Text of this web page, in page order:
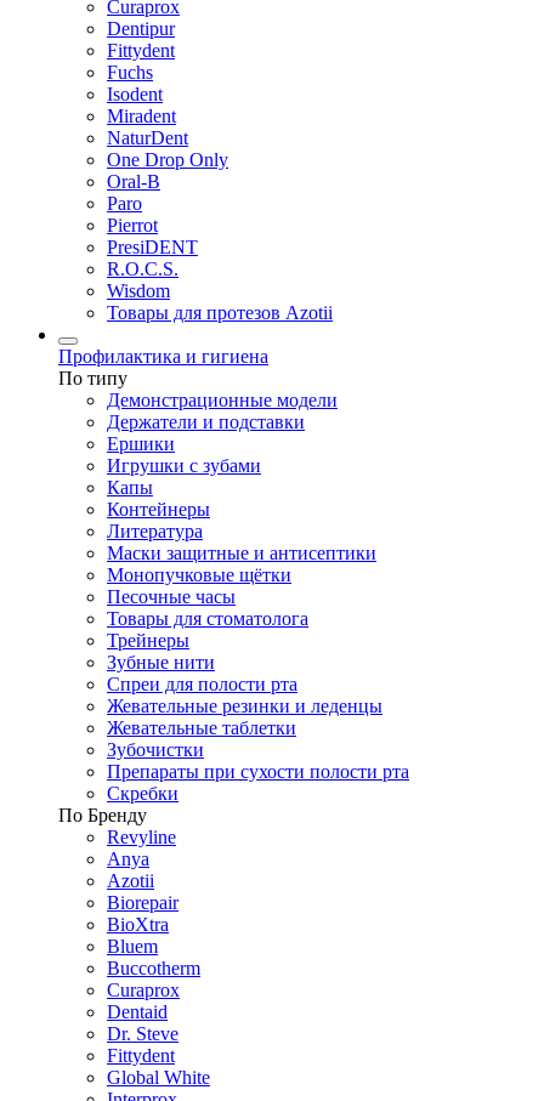
Curaprox
Dentipur
Fittydent
Fuchs
Isodent
Miradent
NaturDent
One Drop Only
Oral-B
Paro
Pierrot
PresiDENT
R.O.C.S.
Wisdom
Товары для протезов Azotii
Профилактика и гигиена
По типу
Демонстрационные модели
Держатели и подставки
Ершики
Игрушки с зубами
Капы
Контейнеры
Литература
Маски защитные и антисептики
Монопучковые щётки
Песочные часы
Товары для стоматолога
Трейнеры
Зубные нити
Спреи для полости рта
Жевательные резинки и леденцы
Жевательные таблетки
Зубочистки
Препараты при сухости полости рта
Скребки
По Бренду
Revyline
Anya
Azotii
Biorepair
BioXtra
Bluem
Buccotherm
Curaprox
Dentaid
Dr. Steve
Fittydent
Global White